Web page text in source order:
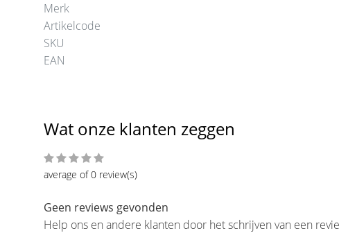
Merk
Artikelcode
SKU
EAN
Wat onze klanten zeggen
average of 0 review(s)
Geen reviews gevonden
Help ons en andere klanten door het schrijven van een